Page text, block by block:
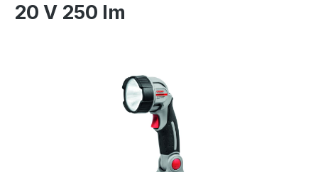
20 V 250 lm
Bildergalerie überspringen